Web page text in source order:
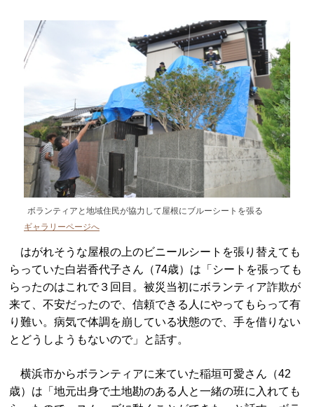
ボランティアと地域住民が協力して屋根にブルーシートを張る
ギャラリーページへ
はがれそうな屋根の上のビニールシートを張り替えても
らっていた白岩香代子さん（74歳）は「シートを張っても
らったのはこれで３回目。被災当初にボランティア詐欺が
来て、不安だったので、信頼できる人にやってもらって有
り難い。病気で体調を崩している状態ので、手を借りない
とどうしようもないので」と話す。
横浜市からボランティアに来ていた稲垣可愛さん（42
歳）は「地元出身で土地勘のある人と一緒の班に入れても